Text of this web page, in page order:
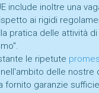
include inoltre una
ai rigidi
pratica delle attività
le ripetute
nell'ambito delle nostre
fornito garanzie